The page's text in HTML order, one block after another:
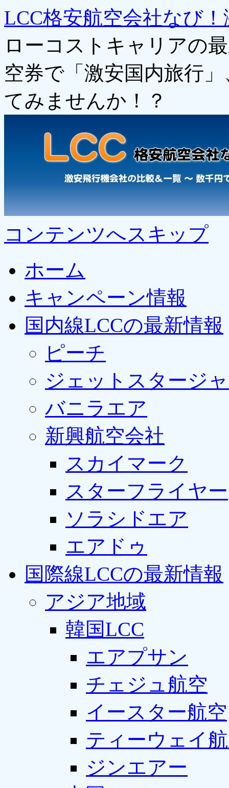
LCC格安航空会社なび
ローコストキャリアの
空券で「激安国内旅行
てみませんか！？
コンテンツへスキップ
ホーム
キャンペーン情報
国内線LCCの最新情報
ピーチ
ジェットスタージ
バニラエア
新興航空会社
スカイマーク
スターフライヤー
ソラシドエア
エアドゥ
国際線LCCの最新情報
アジア地域
韓国LCC
エアプサン
チェジュ航空
イースター航空
ティーウェイ
ジンエアー